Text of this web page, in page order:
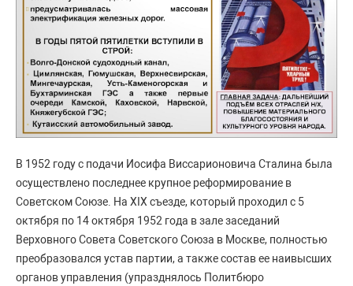
В 1952 году с подачи Иосифа Виссарионовича Сталина была
осуществлено последнее крупное реформирование в
Советском Союзе. На XIX съезде, который проходил с 5
октября по 14 октября 1952 года в зале заседаний
Верховного Совета Советского Союза в Москве, полностью
преобразовался устав партии, а также состав ее наивысших
органов управления (упразднялось Политбюро